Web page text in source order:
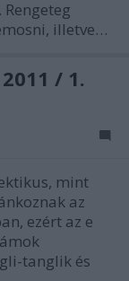
illetve…
/ 1.
mint
az
ezért az e
tanglik és